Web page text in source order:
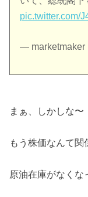
pic.twitter.com/
— marketmaker
まぁ、しかしな〜
もう株価なんて関
原油在庫がなくな